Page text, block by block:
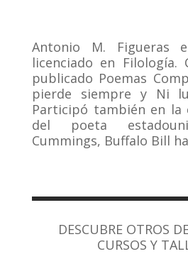
Antonio M. Figueras
licenciado en Filología.
publicado Poemas
pierde siempre y Ni
Participó también en la
del poeta
Cummings, Buffalo Bill
DESCUBRE OTROS
CURSOS Y